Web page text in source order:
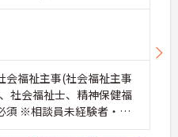
福祉主事(社会福祉主事
社会福祉士、精神保健福
須 ※相談員未経験者・ブ
自動車免許（AT限定可）